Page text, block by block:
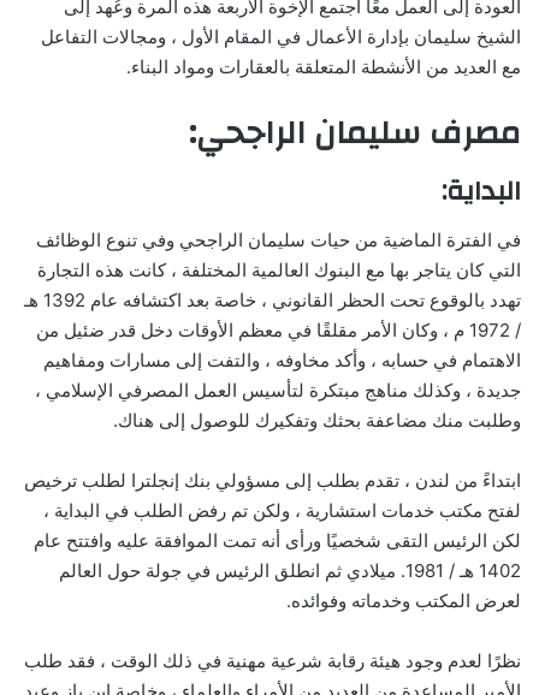
العودة إلى العمل معًا اجتمع الإخوة الأربعة هذه المرة وعُهد إلى
الشيخ سليمان بإدارة الأعمال في المقام الأول ، ومجالات التفاعل
مع العديد من الأنشطة المتعلقة بالعقارات ومواد البناء.
مصرف سليمان الراجحي:
البداية:
في الفترة الماضية من حيات سليمان الراجحي وفي تنوع الوظائف
التي كان يتاجر بها مع البنوك العالمية المختلفة ، كانت هذه التجارة
تهدد بالوقوع تحت الحظر القانوني ، خاصة بعد اكتشافه عام 1392 هـ
/ 1972 م ، وكان الأمر مقلقًا في معظم الأوقات دخل قدر ضئيل من
الاهتمام في حسابه ، وأكد مخاوفه ، والتفت إلى مسارات ومفاهيم
جديدة ، وكذلك مناهج مبتكرة لتأسيس العمل المصرفي الإسلامي ،
وطلبت منك مضاعفة بحثك وتفكيرك للوصول إلى هناك.
ابتداءً من لندن ، تقدم بطلب إلى مسؤولي بنك إنجلترا لطلب ترخيص
لفتح مكتب خدمات استشارية ، ولكن تم رفض الطلب في البداية ،
لكن الرئيس التقى شخصيًا ورأى أنه تمت الموافقة عليه وافتتح عام
1402 هـ / 1981. ميلادي ثم انطلق الرئيس في جولة حول العالم
لعرض المكتب وخدماته وفوائده.
نظرًا لعدم وجود هيئة رقابة شرعية مهنية في ذلك الوقت ، فقد طلب
الأمير المساعدة من العديد من الأمراء والعلماء ، وخاصة ابن باز وعبد